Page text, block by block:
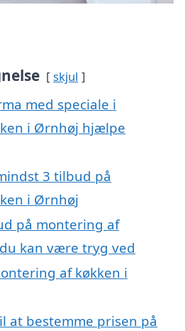
skjul
med speciale i
i Ørnhøj hjælpe
3 tilbud på
i Ørnhøj
på montering af
kan være tryg ved
af køkken i
at bestemme prisen på